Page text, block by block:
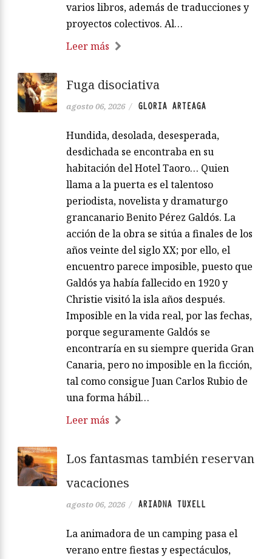
varios libros, además de traducciones y
proyectos colectivos. Al…
Leer más
Fuga disociativa
agosto 06, 2026 / GLORIA ARTEAGA
Hundida, desolada, desesperada,
desdichada se encontraba en su
habitación del Hotel Taoro… Quien
llama a la puerta es el talentoso
periodista, novelista y dramaturgo
grancanario Benito Pérez Galdós. La
acción de la obra se sitúa a finales de los
años veinte del siglo XX; por ello, el
encuentro parece imposible, puesto que
Galdós ya había fallecido en 1920 y
Christie visitó la isla años después.
Imposible en la vida real, por las fechas,
porque seguramente Galdós se
encontraría en su siempre querida Gran
Canaria, pero no imposible en la ficción,
tal como consigue Juan Carlos Rubio de
una forma hábil…
Leer más
Los fantasmas también reservan
vacaciones
agosto 06, 2026 / ARIADNA TUXELL
La animadora de un camping pasa el
verano entre fiestas y espectáculos,